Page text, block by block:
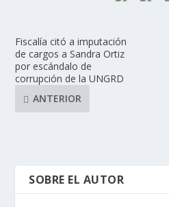
Fiscalía citó a imputación
de cargos a Sandra Ortiz
por escándalo de
corrupción de la UNGRD
ANTERIOR
SOBRE EL AUTOR